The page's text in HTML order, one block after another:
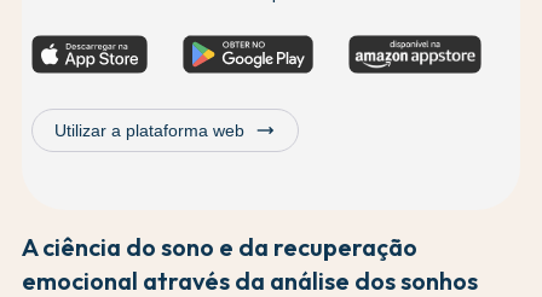
Utilizar a plataforma web trending_flat
A ciência do sono e da recuperação
emocional através da análise dos sonhos